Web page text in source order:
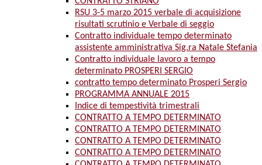
RSU 3-5 marzo 2015 verbale di acquisizione
risultati scrutinio e Verbale di seggio
Contratto individuale tempo determinato
assistente amministrativa Sig.ra Natale Stefania
Contratto individuale lavoro a tempo
determinato PROSPERI SERGIO
contratto tempo determinato Prosperi Sergio
PROGRAMMA ANNUALE 2015
Indice di tempestività trimestrali
CONTRATTO A TEMPO DETERMINATO
CONTRATTO A TEMPO DETERMINATO
CONTRATTO A TEMPO DETERMINATO
CONTRATTO A TEMPO DETERMINATO